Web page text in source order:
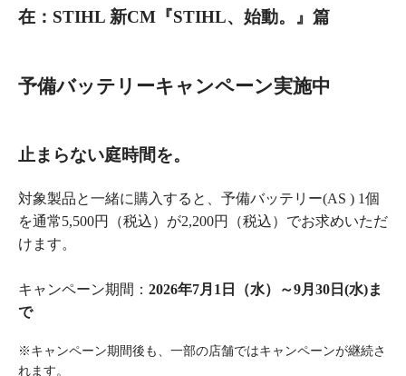
在：STIHL 新CM『STIHL、始動。』篇
予備バッテリーキャンペーン実施中
止まらない庭時間を。
対象製品と一緒に購入すると、予備バッテリー(AS ) 1個
を通常5,500円（税込）が2,200円（税込）でお求めいただ
けます。
キャンペーン期間： 2026年7月1日（水）～9月30日(水)ま
で
※キャンペーン期間後も、一部の店舗ではキャンペーンが継続さ
れます。